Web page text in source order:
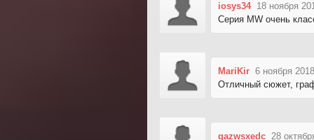
iosys34 18 ноября
Серия MW очень
MariKir 6 ноября
Отличный сюжет,
qazwsxedc 28